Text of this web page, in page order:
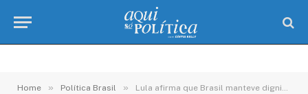
Home » Política Brasil » Lula afirma que Brasil manteve dignidade diante de tarifas dos Estados Unidos